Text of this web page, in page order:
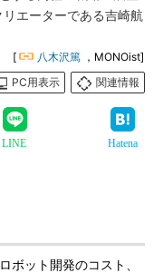
エーターである吉崎航
[ 八木沢篤 ，MONOist]
PC用表示
関連情報
LINE Hatena
ボット開発のコスト、